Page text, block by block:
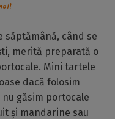
săptămână, când se
merită preparată o
Mini tartele
dacă folosim
găsim portocale
și mandarine sau